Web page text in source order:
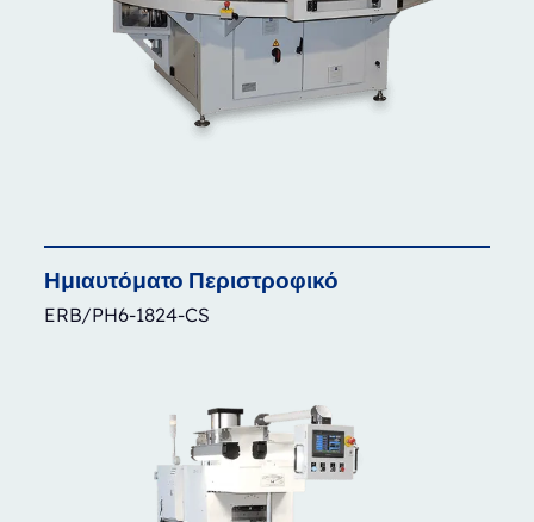
Ημιαυτόματο Περιστροφικό
ERB/PH6-1824-CS